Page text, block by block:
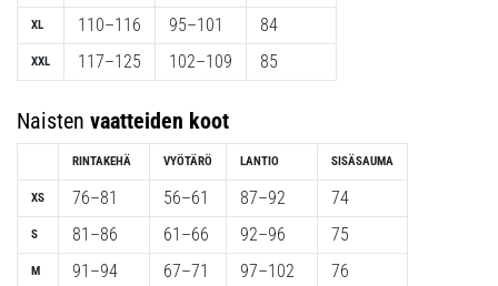
XL
XXL
110–116
117–125
95–101
102–109
84
85
Naisten vaatteiden koot
XS
S
M
RINTAKEHÄ
76–81
81–86
91–94
VYÖTÄRÖ
56–61
61–66
67–71
LANTIO
87–92
92–96
97–102
SISÄSAUMA
74
75
76